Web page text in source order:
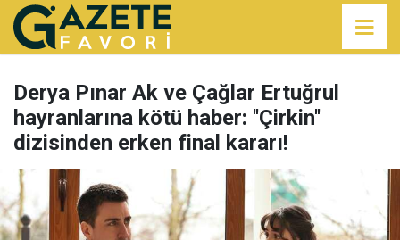
Derya Pınar Ak ve Çağlar Ertuğrul
hayranlarına kötü haber: ''Çirkin''
dizisinden erken final kararı!